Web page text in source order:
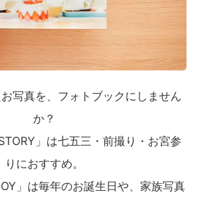
写真を、フォトブックにしません
か？
」は七五三・前撮り・お宮参
りにおすすめ。
」は毎年のお誕生日や、家族写真